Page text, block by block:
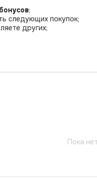
;
следующих покупок;
других;
Пока